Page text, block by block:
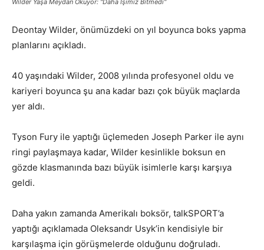
Wilder Yaşa Meydan Okuyor: "Daha İşimiz Bitmedi"
Deontay Wilder, önümüzdeki on yıl boyunca boks yapma
planlarını açıkladı.
40 yaşındaki Wilder, 2008 yılında profesyonel oldu ve
kariyeri boyunca şu ana kadar bazı çok büyük maçlarda
yer aldı.
Tyson Fury ile yaptığı üçlemeden Joseph Parker ile aynı
ringi paylaşmaya kadar, Wilder kesinlikle boksun en
gözde klasmanında bazı büyük isimlerle karşı karşıya
geldi.
Daha yakın zamanda Amerikalı boksör, talkSPORT’a
yaptığı açıklamada Oleksandr Usyk’in kendisiyle bir
karşılaşma için görüşmelerde olduğunu doğruladı.